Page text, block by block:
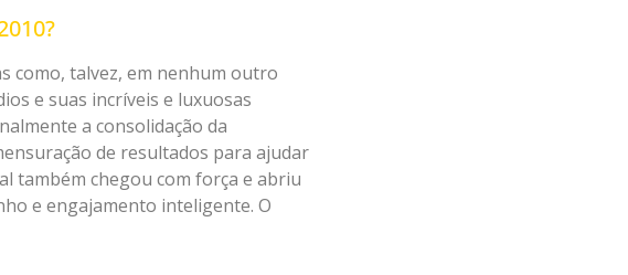
como, talvez, em nenhum outro
e suas incríveis e luxuosas
a consolidação da
de resultados para ajudar
também chegou com força e abriu
e engajamento inteligente. O